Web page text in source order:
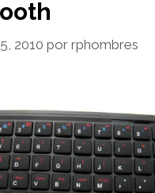
2010 por rphombres